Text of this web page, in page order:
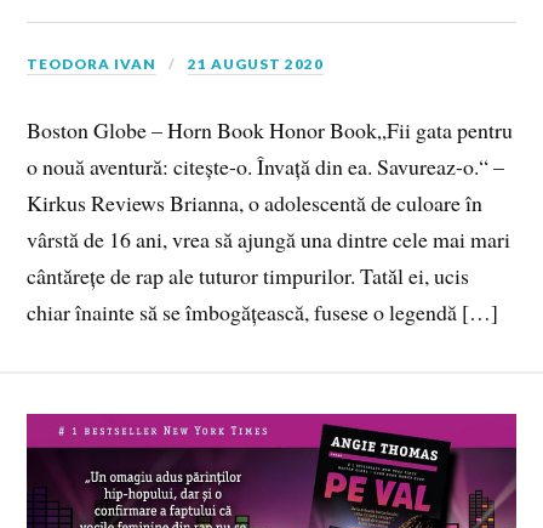
TEODORA IVAN 21 AUGUST 2020
Boston Globe – Horn Book Honor Book„Fii gata pentru
o nouă aventură: citește-o. Învață din ea. Savureaz-o.“ –
Kirkus Reviews Brianna, o adolescentă de culoare în
vârstă de 16 ani, vrea să ajungă una dintre cele mai mari
cântărețe de rap ale tuturor timpurilor. Tatăl ei, ucis
chiar înainte să se îmbogățească, fusese o legendă […]